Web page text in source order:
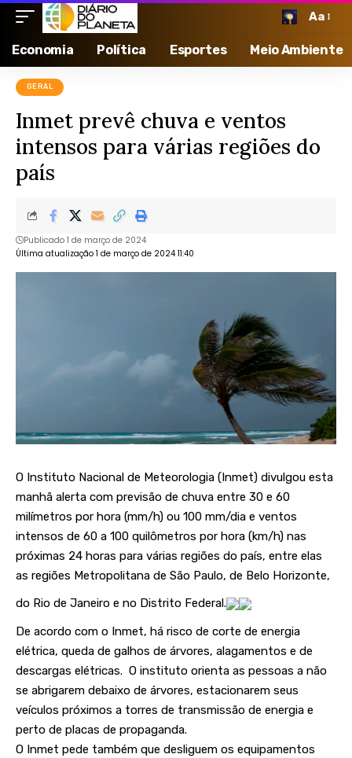
Aa
Economia Política Esportes Meio Ambiente
GERAL
Inmet prevê chuva e ventos
intensos para várias regiões do
país
Última atualização 1 de março de 2024 11:40
Publicado 1 de março de 2024
O Instituto Nacional de Meteorologia (Inmet) divulgou esta
manhã alerta com previsão de chuva entre 30 e 60
milímetros por hora (mm/h) ou 100 mm/dia e ventos
intensos de 60 a 100 quilômetros por hora (km/h) nas
próximas 24 horas para várias regiões do país, entre elas
as regiões Metropolitana de São Paulo, de Belo Horizonte,
do Rio de Janeiro e no Distrito Federal.
De acordo com o Inmet, há risco de corte de energia
elétrica, queda de galhos de árvores, alagamentos e de
descargas elétricas. O instituto orienta as pessoas a não
se abrigarem debaixo de árvores, estacionarem seus
veículos próximos a torres de transmissão de energia e
perto de placas de propaganda.
O Inmet pede também que desliguem os equipamentos